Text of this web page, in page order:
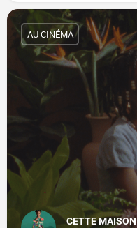
CETTE MAISON
AU CINÉMA